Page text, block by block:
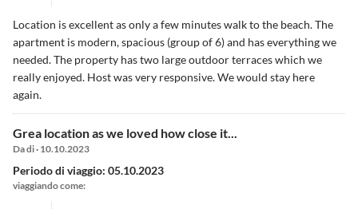
Location is excellent as only a few minutes walk to the beach. The
apartment is modern, spacious (group of 6) and has everything we
needed. The property has two large outdoor terraces which we
really enjoyed. Host was very responsive. We would stay here
again.
Grea location as we loved how close it...
Da di · 10.10.2023
Periodo di viaggio: 05.10.2023
viaggiando come: